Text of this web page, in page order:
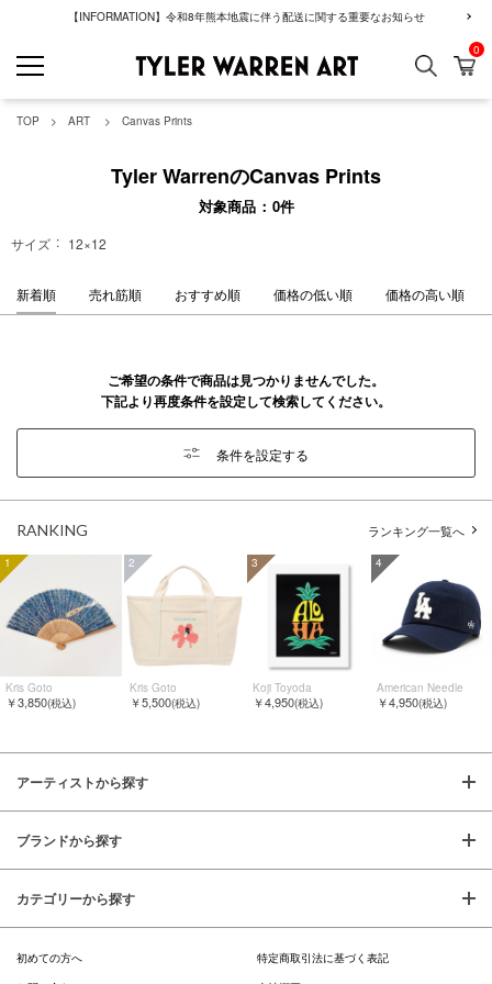
【INFORMATION】令和8年熊本地震に伴う配送に関する重要なお知らせ
GREENROOM
検索 カ
0
TOP ART Canvas Prints
Tyler WarrenのCanvas Prints
対象商品 0件
サイズ 12×12
新着順 売れ筋順 おすすめ順 価格の低い順 価格の高い順
ご希望の条件で商品は見つかりませんでした。
下記より再度条件を設定して検索してください。
条件を設定する
RANKING ランキング一覧へ
1
Kris Goto
￥3,850(税込)
2
Kris Goto
￥5,500(税込)
3
Koji Toyoda
￥4,950(税込)
4
American Needle
￥4,950(税込)
アーティストから探す
ブランドから探す
カテゴリーから探す
初めての方へ
特定商取引法に基づく表記